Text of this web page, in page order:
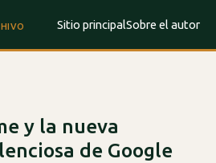
Sitio principalSobre el autor
y la nueva
de Google